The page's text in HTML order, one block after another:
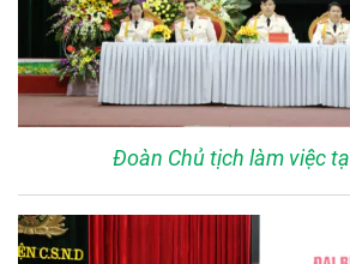
Đoàn Chủ tịch làm việc